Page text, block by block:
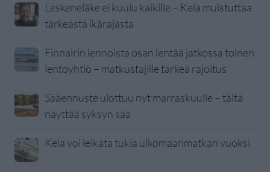
Leskeneläke ei kuulu kaikille – Kela muistuttaa
tärkeästä ikärajasta
Finnairin lennoista osan lentää jatkossa toinen
lentoyhtiö – matkustajille tärkeä rajoitus
Sääennuste ulottuu nyt marraskuulle – tältä
näyttää syksyn sää
Kela voi leikata tukia ulkomaanmatkan vuoksi